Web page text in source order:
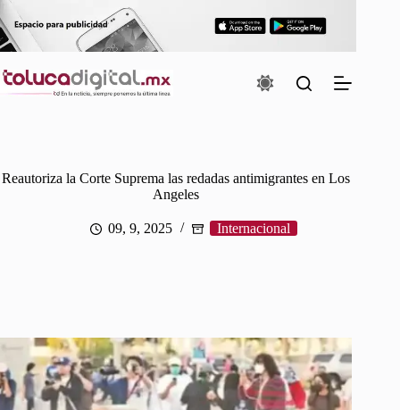
Saltar
al
contenido
Reautoriza la Corte Suprema las redadas antimigrantes en Los
Angeles
09, 9, 2025 Internacional